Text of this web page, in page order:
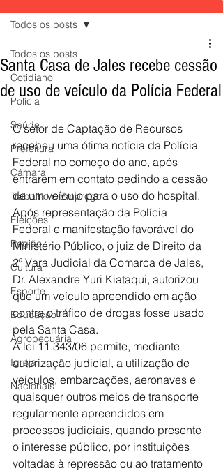
Todos os posts
Cotidiano
Polícia
Saúde
Prefeitura
Câmara
Trabalho e Emprego
Eleições
Região
Cultura
Esporte
Educação
Agropecuária
Igreja
Nacionais
Todos os posts
Santa Casa de Jales recebe cessão
de uso de veículo da Polícia Federal
O setor de Captação de Recursos
recebeu uma ótima notícia da Polícia
Federal no começo do ano, após
entrarem em contato pedindo a cessão
de um veículo para o uso do hospital.
Após representação da Polícia
Federal e manifestação favorável do
Ministério Público, o juiz de Direito da
2ª Vara Judicial da Comarca de Jales,
Dr. Alexandre Yuri Kiataqui, autorizou
que um veículo apreendido em ação
contra o tráfico de drogas fosse usado
pela Santa Casa.
A lei 11.343/06 permite, mediante
autorização judicial, a utilização de
veículos, embarcações, aeronaves e
quaisquer outros meios de transporte
regularmente apreendidos em
processos judiciais, quando presente
o interesse público, por instituições
voltadas à repressão ou ao tratamento